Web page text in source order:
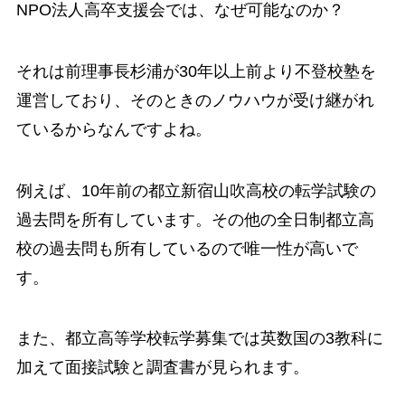
NPO法人高卒支援会では、なぜ可能なのか？
それは前理事長杉浦が30年以上前より不登校塾を
運営しており、そのときのノウハウが受け継がれ
ているからなんですよね。
例えば、10年前の都立新宿山吹高校の転学試験の
過去問を所有しています。その他の全日制都立高
校の過去問も所有しているので唯一性が高いで
す。
また、都立高等学校転学募集では英数国の3教科に
加えて面接試験と調査書が見られます。